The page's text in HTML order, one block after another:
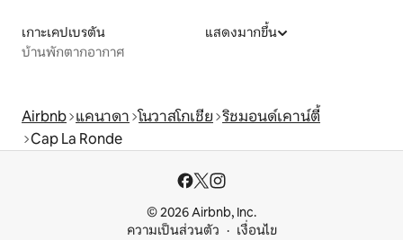
เกาะเคปเบรตัน
บ้านพักตากอากาศ
แสดงมากขึ้น
Airbnb แคนาดา โนวาสโกเชีย ริชมอนด์เคาน์ตี้
Cap La Ronde
© 2026 Airbnb, Inc.
ความเป็นส่วนตัว
เงื่อนไข